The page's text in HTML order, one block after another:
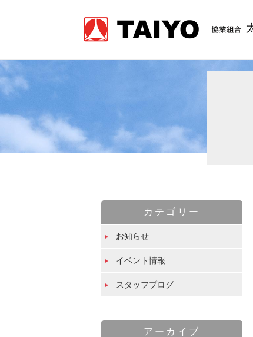
カテゴリー
お知らせ
イベント情報
スタッフブログ
アーカイブ